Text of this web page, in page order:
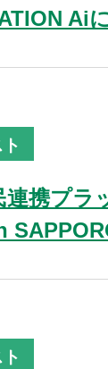
Ai
携プラ